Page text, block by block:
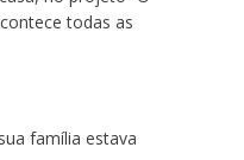
todas as
família estava